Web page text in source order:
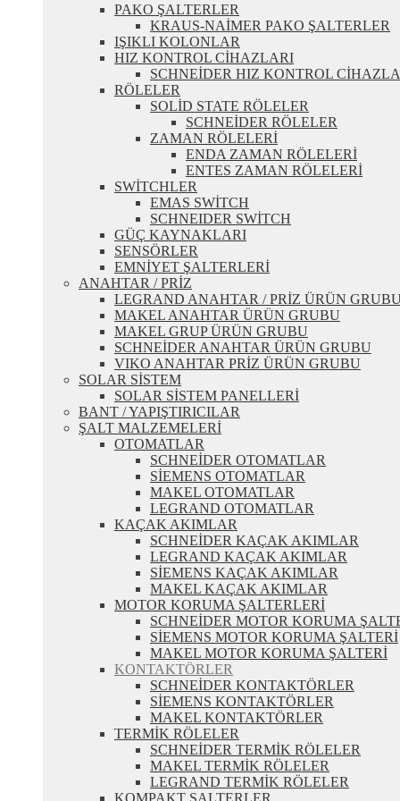
PAKO ŞALTERLER
KRAUS-NAİMER PAKO ŞALTERLER
IŞIKLI KOLONLAR
HIZ KONTROL CİHAZLARI
SCHNEİDER HIZ KONTROL
RÖLELER
SOLİD STATE RÖLELER
SCHNEİDER RÖLELER
ZAMAN RÖLELERİ
ENDA ZAMAN RÖLELERİ
ENTES ZAMAN RÖLELERİ
SWİTCHLER
EMAS SWİTCH
SCHNEIDER SWİTCH
GÜÇ KAYNAKLARI
SENSÖRLER
EMNİYET ŞALTERLERİ
ANAHTAR / PRİZ
LEGRAND ANAHTAR / PRİZ ÜRÜN
MAKEL ANAHTAR ÜRÜN GRUBU
MAKEL GRUP ÜRÜN GRUBU
SCHNEİDER ANAHTAR ÜRÜN GRUBU
VIKO ANAHTAR PRİZ ÜRÜN GRUBU
SOLAR SİSTEM
SOLAR SİSTEM PANELLERİ
BANT / YAPIŞTIRICILAR
ŞALT MALZEMELERİ
OTOMATLAR
SCHNEİDER OTOMATLAR
SİEMENS OTOMATLAR
MAKEL OTOMATLAR
LEGRAND OTOMATLAR
KAÇAK AKIMLAR
SCHNEİDER KAÇAK AKIMLAR
LEGRAND KAÇAK AKIMLAR
SİEMENS KAÇAK AKIMLAR
MAKEL KAÇAK AKIMLAR
MOTOR KORUMA ŞALTERLERİ
SCHNEİDER MOTOR KORUMA
SİEMENS MOTOR KORUMA ŞALTERİ
MAKEL MOTOR KORUMA ŞALTERİ
KONTAKTÖRLER
SCHNEİDER KONTAKTÖRLER
SİEMENS KONTAKTÖRLER
MAKEL KONTAKTÖRLER
TERMİK RÖLELER
SCHNEİDER TERMİK RÖLELER
MAKEL TERMİK RÖLELER
LEGRAND TERMİK RÖLELER
KOMPAKT ŞALTERLER